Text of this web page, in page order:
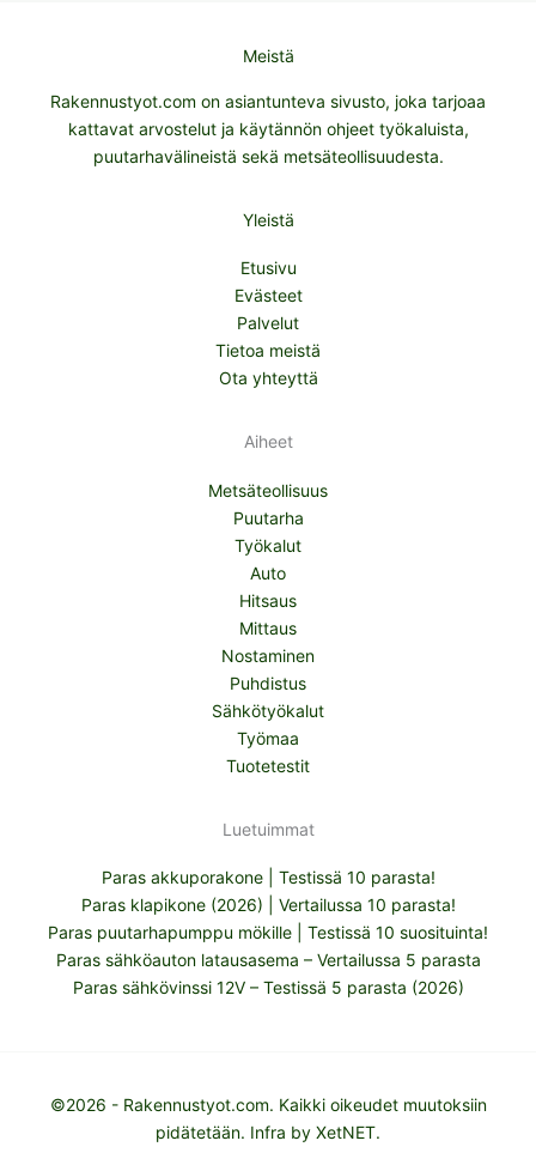
Meistä
Rakennustyot.com on asiantunteva sivusto, joka tarjoaa
kattavat arvostelut ja käytännön ohjeet työkaluista,
puutarhavälineistä sekä metsäteollisuudesta.
Yleistä
Etusivu
Evästeet
Palvelut
Tietoa meistä
Ota yhteyttä
Aiheet
Metsäteollisuus
Puutarha
Työkalut
Auto
Hitsaus
Mittaus
Nostaminen
Puhdistus
Sähkötyökalut
Työmaa
Tuotetestit
Luetuimmat
Paras akkuporakone | Testissä 10 parasta!
Paras klapikone (2026) | Vertailussa 10 parasta!
Paras puutarhapumppu mökille | Testissä 10 suosituinta!
Paras sähköauton latausasema – Vertailussa 5 parasta
Paras sähkövinssi 12V – Testissä 5 parasta (2026)
©2026 - Rakennustyot.com. Kaikki oikeudet muutoksiin
pidätetään. Infra by XetNET.